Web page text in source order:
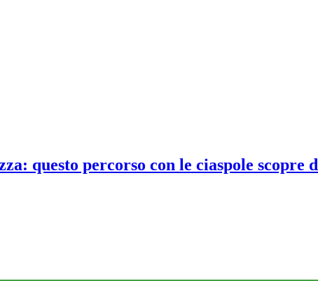
questo percorso con le ciaspole scopre